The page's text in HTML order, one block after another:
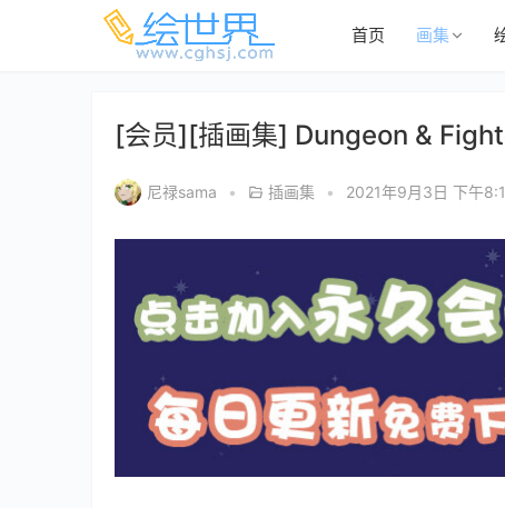
首页 画集
[会员][插画集] Dungeon &
尼禄sama • 插画集 • 2021年9月3日 下午